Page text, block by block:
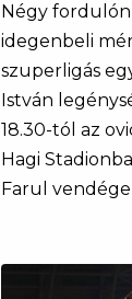
Négy
idegenbeli
szuperligás
István
18.30-tól az
Hagi
Farul vendége